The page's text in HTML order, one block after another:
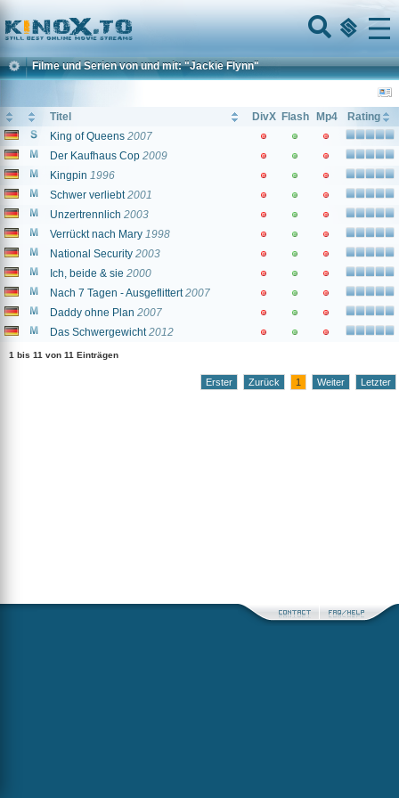
Home
Menu
Filme und Serien von und mit: "Jackie Flynn"
Titel DivX Flash Mp4
Rating
King of Queens 2007
Der Kaufhaus Cop 2009
Kingpin 1996
Schwer verliebt 2001
Unzertrennlich 2003
Verrückt nach Mary 1998
National Security 2003
Ich, beide & sie 2000
Nach 7 Tagen - Ausgeflittert 2007
Daddy ohne Plan 2007
Das Schwergewicht 2012
1 bis 11 von 11 Einträgen
Erster Zurück 1 Weiter Letzter